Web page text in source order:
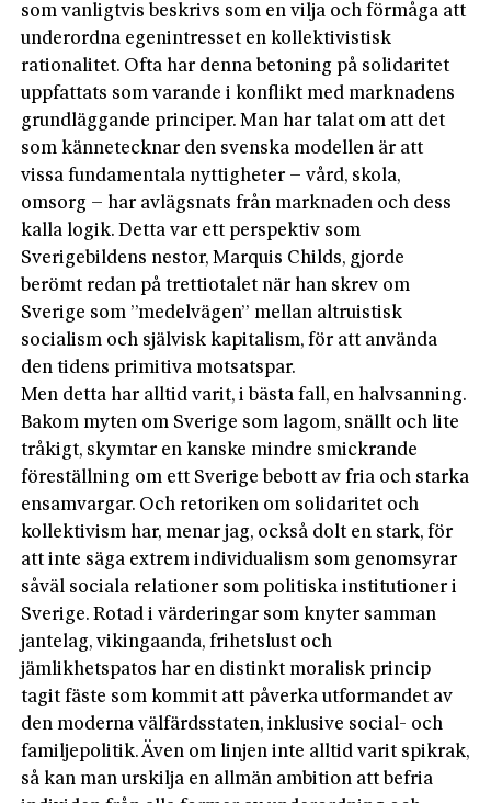
som vanligtvis beskrivs som en vilja och förmåga att
underordna egenintresset en kollektivistisk
rationalitet. Ofta har denna betoning på solidaritet
uppfattats som varande i konflikt med marknadens
grundläggande principer. Man har talat om att det
som kännetecknar den svenska modellen är att
vissa fundamentala nyttigheter – vård, skola,
omsorg – har avlägsnats från marknaden och dess
kalla logik. Detta var ett perspektiv som
Sverigebildens nestor, Marquis Childs, gjorde
berömt redan på trettiotalet när han skrev om
Sverige som ”medelvägen” mellan altruistisk
socialism och självisk kapitalism, för att använda
den tidens primitiva motsatspar.
Men detta har alltid varit, i bästa fall, en halvsanning.
Bakom myten om Sverige som lagom, snällt och lite
tråkigt, skymtar en kanske mindre smickrande
föreställning om ett Sverige bebott av fria och starka
ensamvargar. Och retoriken om solidaritet och
kollektivism har, menar jag, också dolt en stark, för
att inte säga extrem individualism som genomsyrar
såväl sociala relationer som politiska institutioner i
Sverige. Rotad i värderingar som knyter samman
jantelag, vikingaanda, frihetslust och
jämlikhetspatos har en distinkt moralisk princip
tagit fäste som kommit att påverka utformandet av
den moderna välfärdsstaten, inklusive social- och
familjepolitik. Även om linjen inte alltid varit spikrak,
så kan man urskilja en allmän ambition att befria